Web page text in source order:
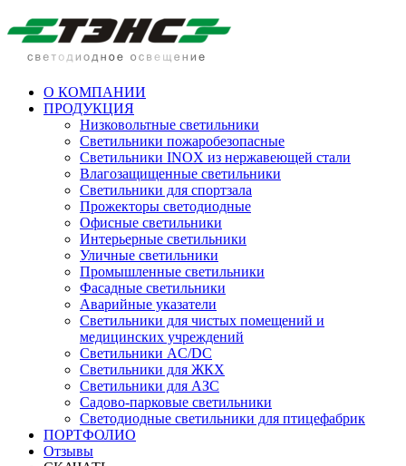
О КОМПАНИИ
ПРОДУКЦИЯ
Низковольтные светильники
Cветильники пожаробезопасные
Светильники INOX из нержавеющей стали
Влагозащищенные светильники
Светильники для спортзала
Прожекторы светодиодные
Офисные светильники
Интерьерные светильники
Уличные светильники
Промышленные светильники
Фасадные светильники
Аварийные указатели
Светильники для чистых помещений и
медицинских учреждений
Светильники AC/DC
Светильники для ЖКХ
Светильники для АЗС
Садово-парковые светильники
Светодиодные светильники для птицефабрик
ПОРТФОЛИО
Отзывы